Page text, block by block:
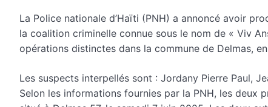
La Police nationale d’Haïti (PNH) a annoncé avoir
la coalition criminelle connue sous le nom de « Viv
opérations distinctes dans la commune de Delmas,
Les suspects interpellés sont : Jordany Pierre Paul,
Selon les informations fournies par la PNH, les deux